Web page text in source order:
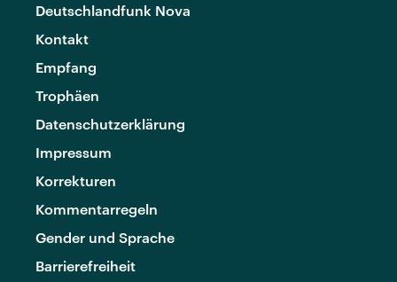
Deutschlandfunk Nova
Kontakt
Empfang
Trophäen
Datenschutzerklärung
Impressum
Korrekturen
Kommentarregeln
Gender und Sprache
Barrierefreiheit